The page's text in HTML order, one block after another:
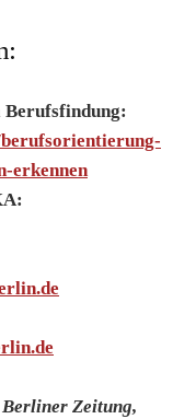
erkennen
Zeitung,